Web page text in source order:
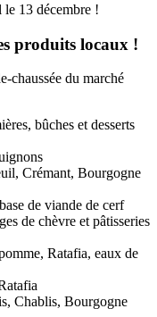
le 13 décembre !
produits locaux !
chaussée du marché
bûches et desserts
Crémant, Bourgogne
de viande de cerf
de chèvre et pâtisseries
Ratafia, eaux de
Chablis, Bourgogne